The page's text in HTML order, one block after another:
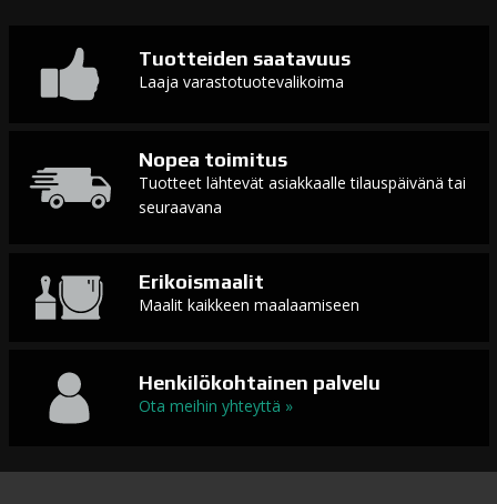
Tuotteiden saatavuus
Laaja varastotuotevalikoima
Nopea toimitus
Tuotteet lähtevät asiakkaalle tilauspäivänä tai
seuraavana
Erikoismaalit
Maalit kaikkeen maalaamiseen
Henkilökohtainen palvelu
Ota meihin yhteyttä »